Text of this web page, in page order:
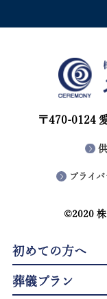
〒470-0124
プライ
©2020 株
初めての方へ
葬儀プラン